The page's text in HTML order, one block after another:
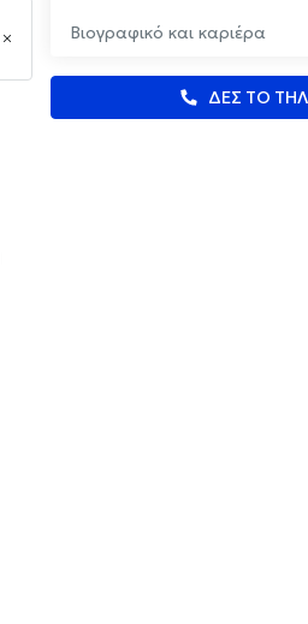
Βιογραφικό και καριέρα
ΔΕΣ ΤΟ